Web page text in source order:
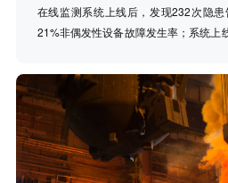
在线监测系统上线后，发现232次隐
21%非偶发性设备故障发生率；系统上
率，带来人力成本的下降和巡检效率的